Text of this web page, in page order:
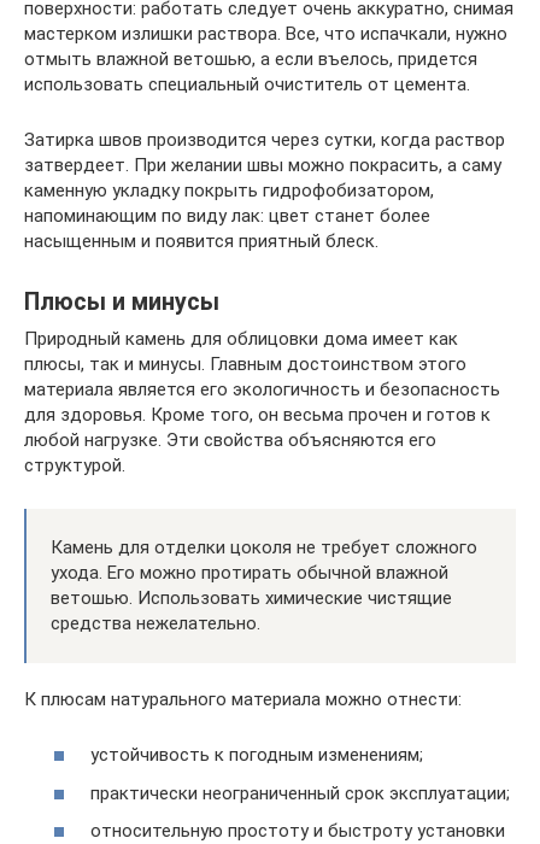
поверхности: работать следует очень аккуратно, снимая
мастерком излишки раствора. Все, что испачкали, нужно
отмыть влажной ветошью, а если въелось, придется
использовать специальный очиститель от цемента.
Затирка швов производится через сутки, когда раствор
затвердеет. При желании швы можно покрасить, а саму
каменную укладку покрыть гидрофобизатором,
напоминающим по виду лак: цвет станет более
насыщенным и появится приятный блеск.
Плюсы и минусы
Природный камень для облицовки дома имеет как
плюсы, так и минусы. Главным достоинством этого
материала является его экологичность и безопасность
для здоровья. Кроме того, он весьма прочен и готов к
любой нагрузке. Эти свойства объясняются его
структурой.
Камень для отделки цоколя не требует сложного
ухода. Его можно протирать обычной влажной
ветошью. Использовать химические чистящие
средства нежелательно.
К плюсам натурального материала можно отнести:
устойчивость к погодным изменениям;
практически неограниченный срок эксплуатации;
относительную простоту и быстроту установки